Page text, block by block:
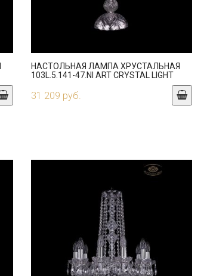
НАСТОЛЬНАЯ ЛАМПА ХРУСТАЛЬНАЯ
103L.5.141-47.NI ART CRYSTAL LIGHT
31 209 руб.